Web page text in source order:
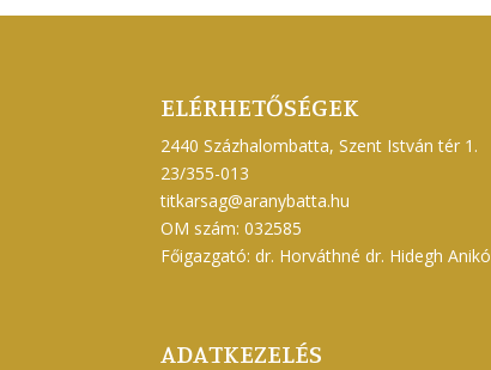
ELÉRHETŐSÉGEK
2440 Százhalombatta, Szent István tér 1.
23/355-013
titkarsag@aranybatta.hu
OM szám: 032585
Főigazgató: dr. Horváthné dr. Hidegh Anikó
ADATKEZELÉS